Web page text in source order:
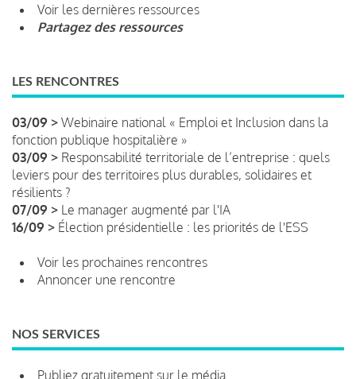
Voir les dernières ressources
Partagez des ressources
LES RENCONTRES
03/09 > Webinaire national « Emploi et Inclusion dans la
fonction publique hospitalière »
03/09 > Responsabilité territoriale de l’entreprise : quels
leviers pour des territoires plus durables, solidaires et
résilients ?
07/09 > Le manager augmenté par l'IA
16/09 > Élection présidentielle : les priorités de l'ESS
Voir les prochaines rencontres
Annoncer une rencontre
NOS SERVICES
Publiez gratuitement sur le média